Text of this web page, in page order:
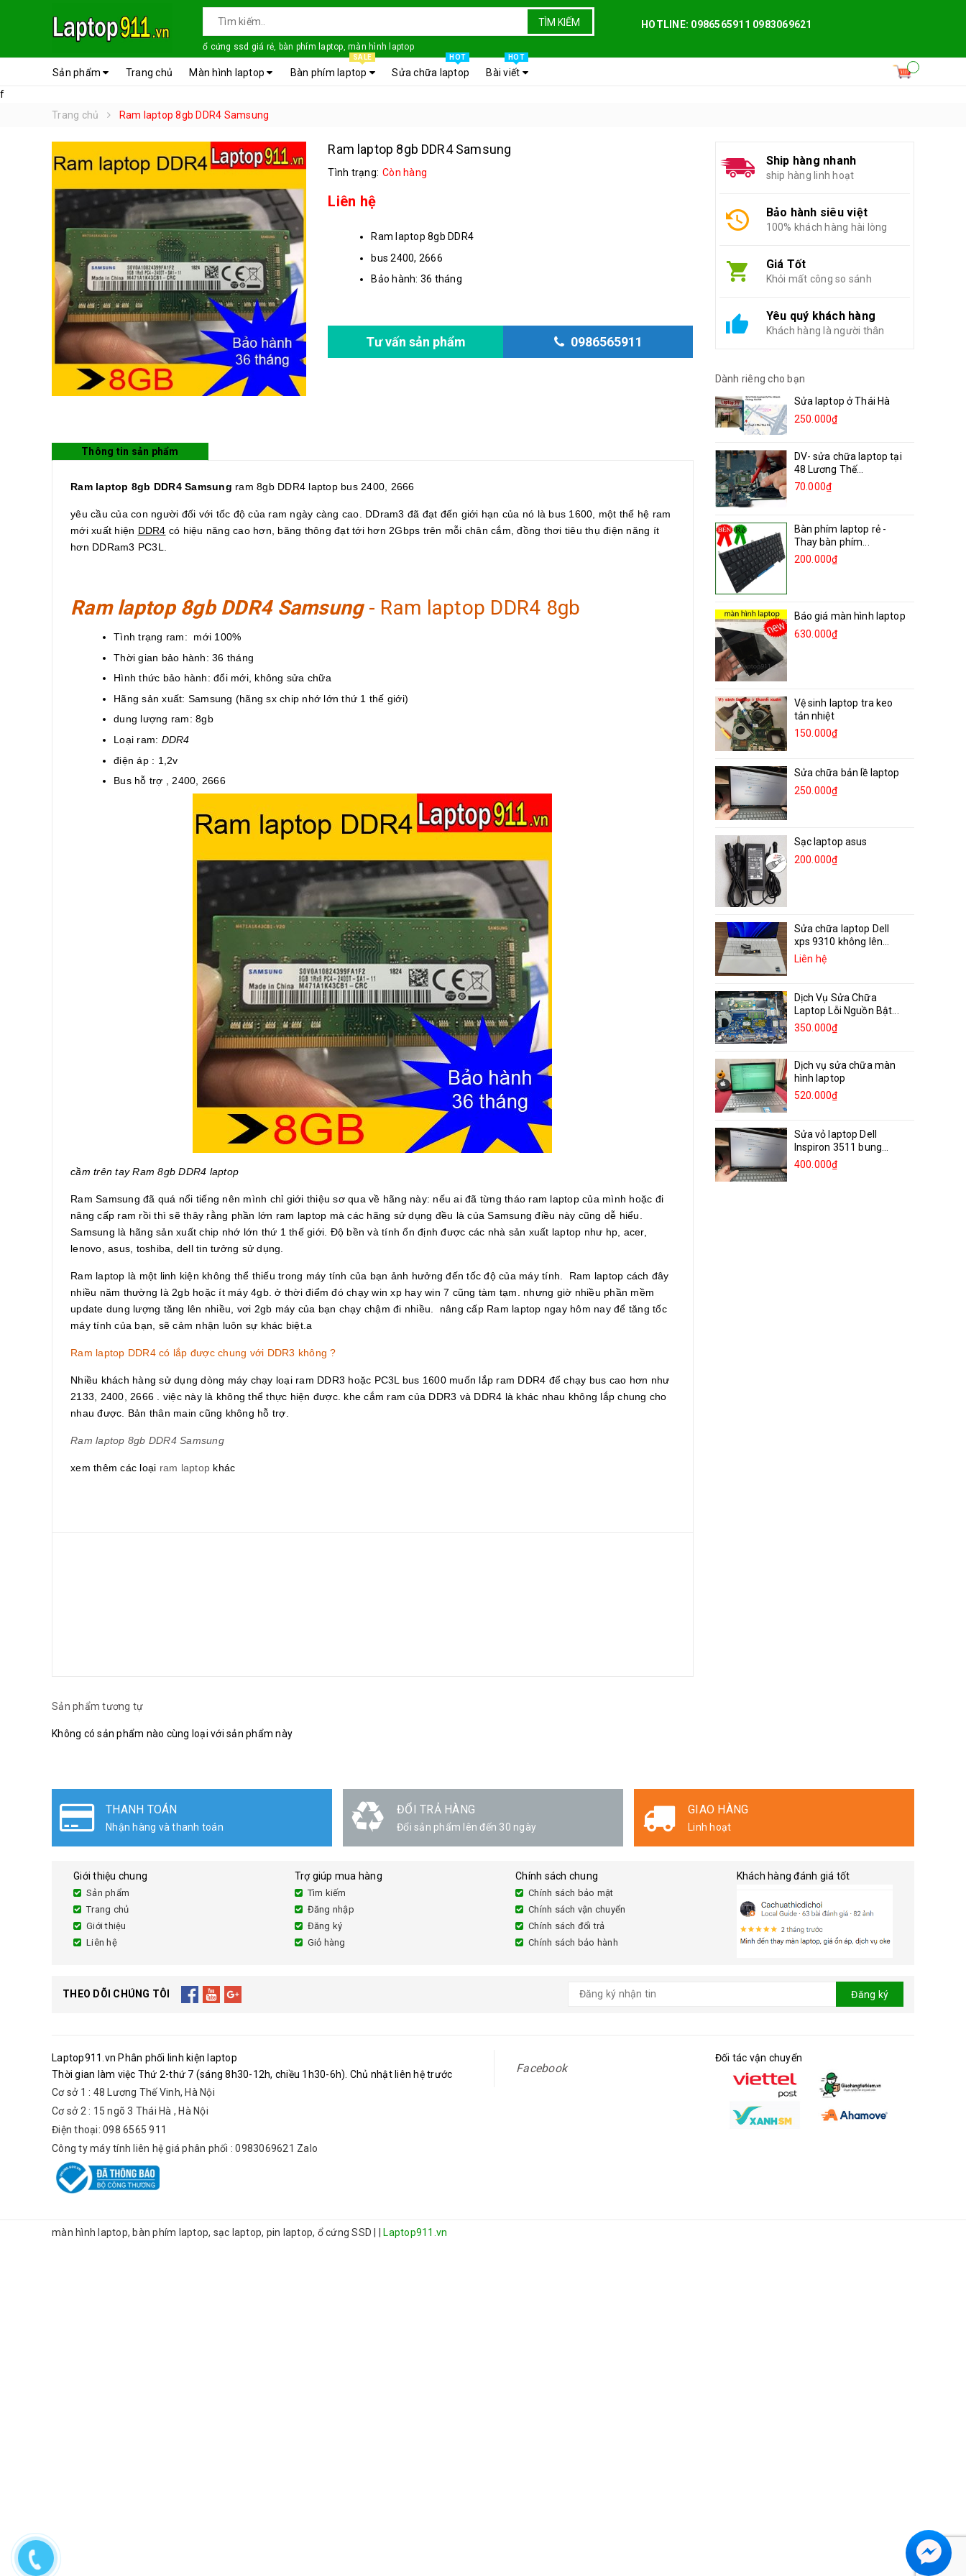
TÌM KIẾM
ổ cứng ssd giá rẻ, bàn phím laptop, màn hình laptop
HOTLINE: 0986565911 0983069621
Sản phẩm Trang chủ Màn hình laptop Bàn phím laptop
SALE
Sửa chữa laptop
HOT
Bài viết
HOT
f
Trang chủ
Ram laptop 8gb DDR4 Samsung
Ram laptop 8gb DDR4 Samsung
Tình trạng: Còn hàng
Liên hệ
Ram laptop 8gb DDR4
bus 2400, 2666
Bảo hành: 36 tháng
Tư vấn sản phẩm 0986565911
Thông tin sản phẩm
Ram laptop 8gb DDR4 Samsung ram 8gb DDR4 laptop bus 2400, 2666
yêu cầu của con người đối với tốc độ của ram ngày càng cao. DDram3 đã đạt đến giới hạn của nó là bus 1600, một thế hệ ram
mới xuất hiện DDR4 có hiệu năng cao hơn, băng thông đạt tới hơn 2Gbps trên mỗi chân cắm, đồng thơi tiêu thụ điện năng ít
hơn DDRam3 PC3L.
Ram laptop 8gb DDR4 Samsung - Ram laptop DDR4 8gb
Tình trạng ram: mới 100%
Thời gian bảo hành: 36 tháng
Hình thức bảo hành: đổi mới, không sửa chữa
Hãng sản xuất: Samsung (hãng sx chip nhớ lớn thứ 1 thế giới)
dung lượng ram: 8gb
Loại ram: DDR4
điện áp : 1,2v
Bus hỗ trợ , 2400, 2666
cầm trên tay Ram 8gb DDR4 laptop
Ram Samsung đã quá nổi tiếng nên mình chỉ giới thiệu sơ qua về hãng này: nếu ai đã từng tháo ram laptop của mình hoặc đi
nâng cấp ram rồi thì sẽ thây rằng phần lớn ram laptop mà các hãng sử dụng đều là của Samsung điều này cũng dễ hiểu.
Samsung là hãng sản xuất chip nhớ lớn thứ 1 thế giới. Độ bền và tính ổn định được các nhà sản xuất laptop như hp, acer,
lenovo, asus, toshiba, dell tin tưởng sử dụng.
Ram laptop là một linh kiện không thể thiếu trong máy tính của bạn ảnh hưởng đến tốc độ của máy tính. Ram laptop cách đây
nhiều năm thường là 2gb hoặc ít máy 4gb. ở thời điểm đó chạy win xp hay win 7 cũng tàm tạm. nhưng giờ nhiều phần mềm
update dung lượng tăng lên nhiều, vơi 2gb máy của bạn chạy chậm đi nhiều. nâng cấp Ram laptop ngay hôm nay để tăng tốc
máy tính của bạn, sẽ cảm nhận luôn sự khác biệt.a
Ram laptop DDR4 có lắp được chung với DDR3 không ?
Nhiều khách hàng sử dụng dòng máy chạy loại ram DDR3 hoặc PC3L bus 1600 muốn lắp ram DDR4 để chạy bus cao hơn như
2133, 2400, 2666 . việc này là không thể thực hiện được. khe cắm ram của DDR3 và DDR4 là khác nhau không lắp chung cho
nhau được. Bản thân main cũng không hỗ trợ.
Ram laptop 8gb DDR4 Samsung
xem thêm các loại ram laptop khác
Ship hàng nhanh
ship hàng linh hoạt
Bảo hành siêu việt
100% khách hàng hài lòng
Giá Tốt
Khỏi mất công so sánh
Yêu quý khách hàng
Khách hàng là người thân
Dành riêng cho bạn
Sửa laptop ở Thái Hà
250.000₫
DV- sửa chữa laptop tại
48 Lương Thế...
70.000₫
Bàn phím laptop rẻ -
Thay bàn phím...
200.000₫
Báo giá màn hình laptop
630.000₫
Vệ sinh laptop tra keo
tản nhiệt
150.000₫
Sửa chữa bản lề laptop
250.000₫
Sạc laptop asus
200.000₫
Sửa chữa laptop Dell
xps 9310 không lên...
Liên hệ
Dịch Vụ Sửa Chữa
Laptop Lỗi Nguồn Bật...
350.000₫
Dịch vụ sửa chữa màn
hình laptop
520.000₫
Sửa vỏ laptop Dell
Inspiron 3511 bung
bản...
400.000₫
Sản phẩm tương tự
Không có sản phẩm nào cùng loại với sản phẩm này
THANH TOÁN
Nhận hàng và thanh toán
ĐỔI TRẢ HÀNG
Đổi sản phẩm lên đến 30 ngày
GIAO HÀNG
Linh hoạt
Giới thiệu chung
Sản phẩm
Trang chủ
Giới thiệu
Liên hệ
Trợ giúp mua hàng
Tìm kiếm
Đăng nhập
Đăng ký
Giỏ hàng
Chính sách chung
Chính sách bảo mật
Chính sách vận chuyển
Chính sách đổi trả
Chính sách bảo hành
Khách hàng đánh giá tốt
THEO DÕI CHÚNG TÔI Đăng ký
Laptop911.vn Phân phối linh kiện laptop
Thời gian làm việc Thứ 2-thứ 7 (sáng 8h30-12h, chiều 1h30-6h). Chủ nhật liên hệ trước
Cơ sở 1 : 48 Lương Thế Vinh, Hà Nội
Cơ sở 2 : 15 ngõ 3 Thái Hà , Hà Nội
Điện thoại: 098 6565 911
Công ty máy tính liên hệ giá phân phối : 0983069621 Zalo
Facebook
Đối tác vận chuyển
màn hình laptop, bàn phím laptop, sạc laptop, pin laptop, ổ cứng SSD Laptop911.vn